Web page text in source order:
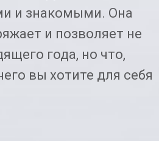
и знакомыми. Она
и позволяет не
года, но что,
вы хотите для себя